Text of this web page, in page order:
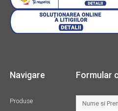
Navigare
Produse
Formular